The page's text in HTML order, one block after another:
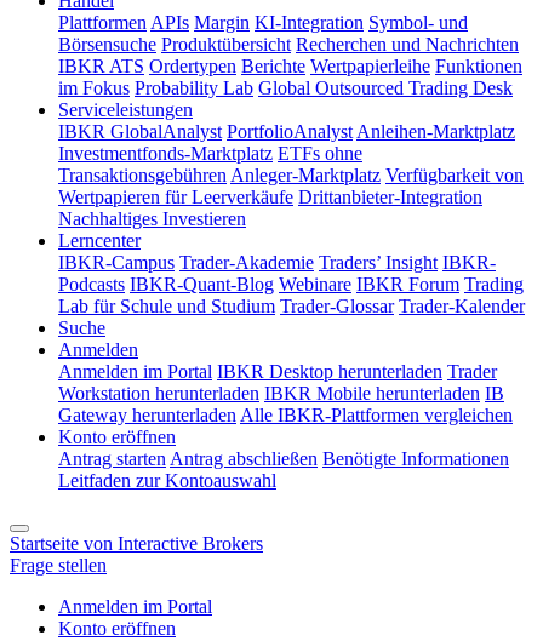
Plattformen APIs Margin KI-Integration Symbol- und
Börsensuche Produktübersicht Recherchen und Nachrichten
IBKR ATS Ordertypen Berichte Wertpapierleihe Funktionen
im Fokus Probability Lab Global Outsourced Trading Desk
Serviceleistungen
IBKR GlobalAnalyst PortfolioAnalyst Anleihen-Marktplatz
Investmentfonds-Marktplatz ETFs ohne
Transaktionsgebühren Anleger-Marktplatz Verfügbarkeit von
Wertpapieren für Leerverkäufe Drittanbieter-Integration
Nachhaltiges Investieren
Lerncenter
IBKR-Campus Trader-Akademie Traders’ Insight IBKR-
Podcasts IBKR-Quant-Blog Webinare IBKR Forum Trading
Lab für Schule und Studium Trader-Glossar Trader-Kalender
Suche
Anmelden
Anmelden im Portal IBKR Desktop herunterladen Trader
Workstation herunterladen IBKR Mobile herunterladen IB
Gateway herunterladen Alle IBKR-Plattformen vergleichen
Konto eröffnen
Antrag starten Antrag abschließen Benötigte Informationen
Leitfaden zur Kontoauswahl
Startseite von Interactive Brokers
Frage stellen
Anmelden im Portal
Konto eröffnen